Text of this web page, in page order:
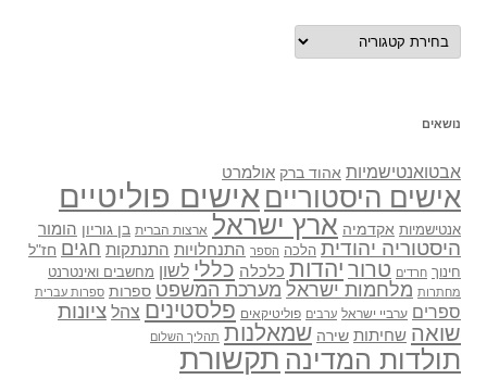
נושאים
נושאים
אבטואנטישמיות אהוד ברק אולמרט
אישים היסטוריים אישים פוליטיים
אנטישמיות אקדמיה ארץ ישראל ארצות הברית בן גוריון הומור
היסטוריה יהודית הלכה הספר התנחלויות התנתקות חגים חז"ל
חינוך חרדים טרור יהדות כלכלה כללי לשון מחשבים ואינטרנט
מחתרות מלחמות ישראל מערכת המשפט ספרות ספרות עברית
ספרים ערביי ישראל ערבים פוליטיקאים פלסטינים צהל ציונות
שואה שחיתות שירה שמאלנות תהליך השלום
תולדות המדינה תקשורת